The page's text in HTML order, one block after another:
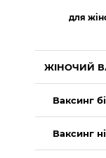
для
ЖІНОЧИЙ
Ваксинг
Ваксинг